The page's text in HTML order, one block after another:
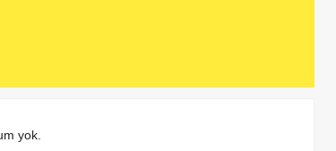
yok.